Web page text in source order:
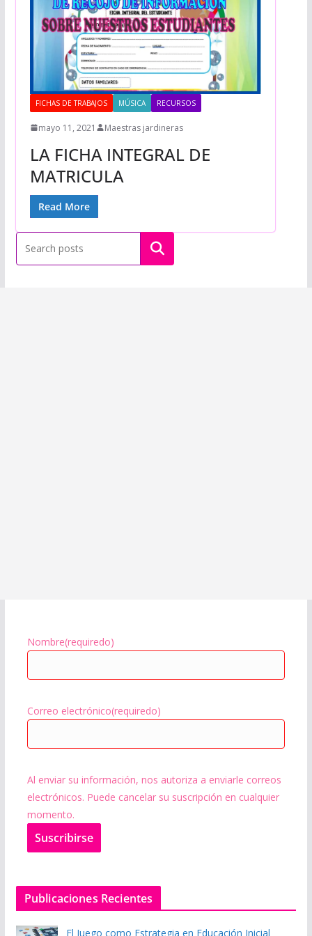
FICHAS DE TRABAJOS MÚSICA RECURSOS
mayo 11, 2021 Maestras jardineras
LA FICHA INTEGRAL DE
MATRICULA
Read More
Buscar
Nombre(requiredo)
Correo electrónico(requiredo)
Al enviar su información, nos autoriza a enviarle correos
electrónicos. Puede cancelar su suscripción en cualquier
momento.
Suscribirse
Publicaciones Recientes
El Juego como Estrategia en Educación Inicial